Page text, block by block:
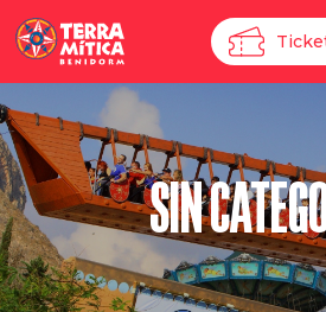
SIN